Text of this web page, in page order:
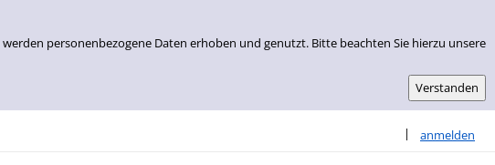
personenbezogene Daten erhoben und genutzt. Bitte beachten Sie hierzu unsere
| anmelden
Sprache